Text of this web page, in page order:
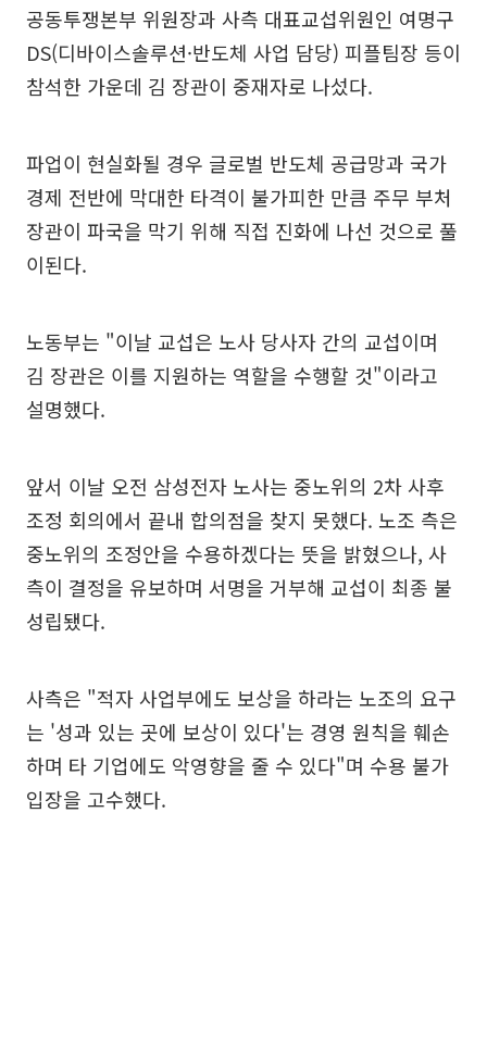
공동투쟁본부 위원장과 사측 대표교섭위원인 여명구
DS(디바이스솔루션·반도체 사업 담당) 피플팀장 등이
참석한 가운데 김 장관이 중재자로 나섰다.
파업이 현실화될 경우 글로벌 반도체 공급망과 국가
경제 전반에 막대한 타격이 불가피한 만큼 주무 부처
장관이 파국을 막기 위해 직접 진화에 나선 것으로 풀
이된다.
노동부는 "이날 교섭은 노사 당사자 간의 교섭이며
김 장관은 이를 지원하는 역할을 수행할 것"이라고
설명했다.
앞서 이날 오전 삼성전자 노사는 중노위의 2차 사후
조정 회의에서 끝내 합의점을 찾지 못했다. 노조 측은
중노위의 조정안을 수용하겠다는 뜻을 밝혔으나, 사
측이 결정을 유보하며 서명을 거부해 교섭이 최종 불
성립됐다.
사측은 "적자 사업부에도 보상을 하라는 노조의 요구
는 '성과 있는 곳에 보상이 있다'는 경영 원칙을 훼손
하며 타 기업에도 악영향을 줄 수 있다"며 수용 불가
입장을 고수했다.